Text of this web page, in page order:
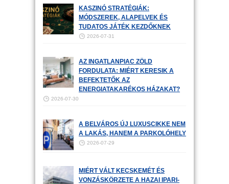
KASZINÓ STRATÉGIÁK:
MÓDSZEREK, ALAPELVEK ÉS
TUDATOS JÁTÉK KEZDŐKNEK
2026-07-31
AZ INGATLANPIAC ZÖLD
FORDULATA: MIÉRT KERESIK A
BEFEKTETŐK AZ
ENERGIATAKARÉKOS HÁZAKAT?
2026-07-30
A BELVÁROS ÚJ LUXUSCIKKE NEM
A LAKÁS, HANEM A PARKOLÓHELY
2026-07-29
MIÉRT VÁLT KECSKEMÉT ÉS
VONZÁSKÖRZETE A HAZAI IPARI-